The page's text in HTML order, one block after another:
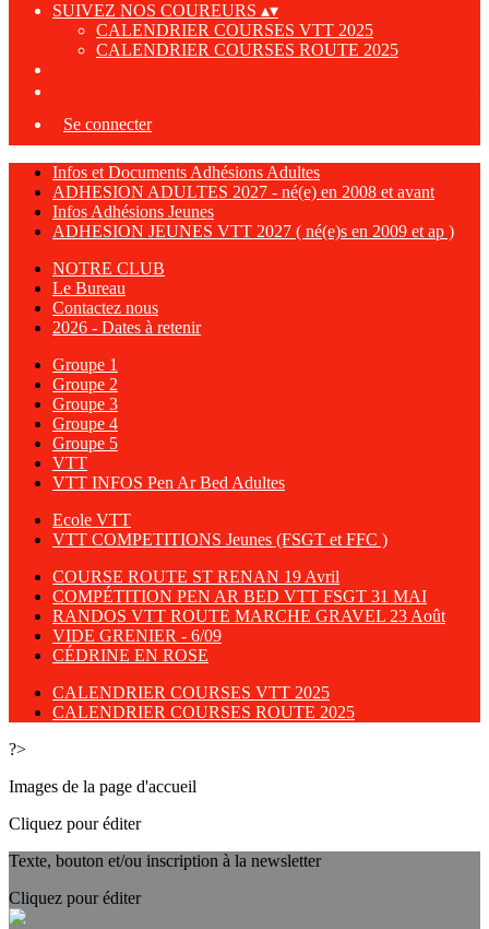
SUIVEZ NOS COUREURS ▴▾
CALENDRIER COURSES VTT 2025
CALENDRIER COURSES ROUTE 2025
Se connecter
Infos et Documents Adhésions Adultes
ADHESION ADULTES 2027 - né(e) en 2008 et avant
Infos Adhésions Jeunes
ADHESION JEUNES VTT 2027 ( né(e)s en 2009 et ap )
NOTRE CLUB
Le Bureau
Contactez nous
2026 - Dates à retenir
Groupe 1
Groupe 2
Groupe 3
Groupe 4
Groupe 5
VTT
VTT INFOS Pen Ar Bed Adultes
Ecole VTT
VTT COMPETITIONS Jeunes (FSGT et FFC )
COURSE ROUTE ST RENAN 19 Avril
COMPÉTITION PEN AR BED VTT FSGT 31 MAI
RANDOS VTT ROUTE MARCHE GRAVEL 23 Août
VIDE GRENIER - 6/09
CÉDRINE EN ROSE
CALENDRIER COURSES VTT 2025
CALENDRIER COURSES ROUTE 2025
?>
Images de la page d'accueil
Cliquez pour éditer
Texte, bouton et/ou inscription à la newsletter
Cliquez pour éditer